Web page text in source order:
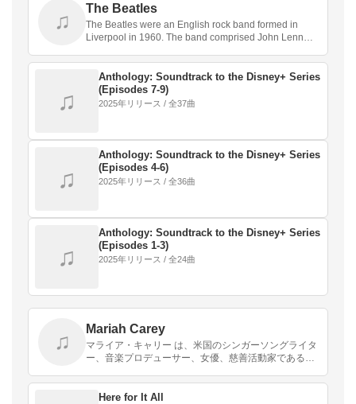
♫
The Beatles
The Beatles were an English rock band formed in
Liverpool in 1960. The band comprised John Lennon,
♫
Anthology: Soundtrack to the Disney+ Series
(Episodes 7-9)
2025年リリース / 全37曲
♫
Anthology: Soundtrack to the Disney+ Series
(Episodes 4-6)
2025年リリース / 全36曲
♫
Anthology: Soundtrack to the Disney+ Series
(Episodes 1-3)
2025年リリース / 全24曲
♫
Mariah Carey
マライア・キャリー は、米国のシンガーソングライタ
ー、音楽プロデューサー、女優、慈善活動家である。
ーティスト（19曲）、女性作曲家（18曲）、女性音
楽…Here for It All